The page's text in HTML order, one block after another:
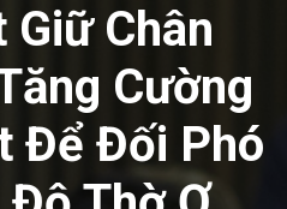
Giữ Chân
Cường
Để Đối Phó